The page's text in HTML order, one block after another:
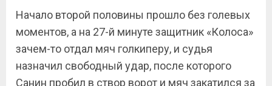
Начало второй половины прошло без голевых
моментов, а на 27-й минуте защитник «Колоса»
зачем-то отдал мяч голкиперу, и судья
назначил свободный удар, после которого
Санин пробил в створ ворот и мяч закатился за